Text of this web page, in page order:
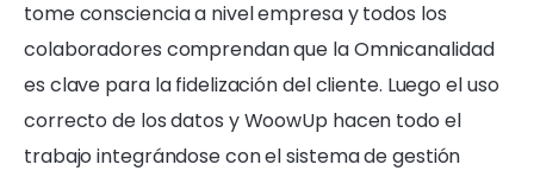
tome consciencia a nivel empresa y todos los
colaboradores comprendan que la Omnicanalidad
es clave para la fidelización del cliente. Luego el uso
correcto de los datos y WoowUp hacen todo el
trabajo integrándose con el sistema de gestión